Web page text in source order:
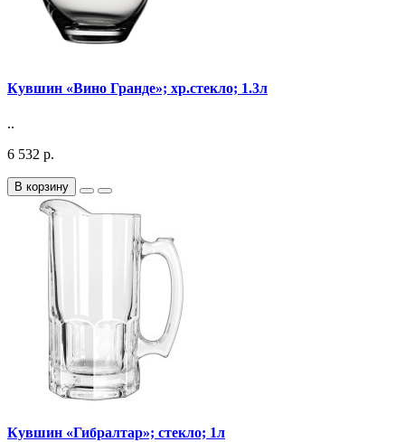
Кувшин «Вино Гранде»; хр.стекло; 1.3л
..
6 532 р.
В корзину
Кувшин «Гибралтар»; стекло; 1л